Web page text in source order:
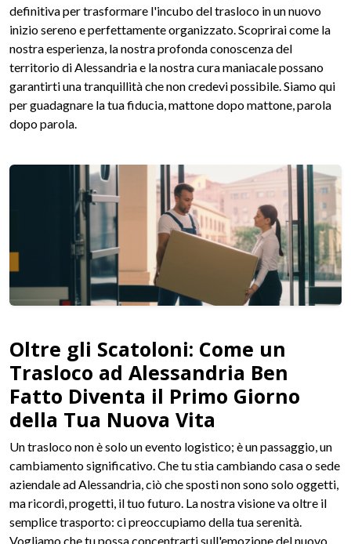
definitiva per trasformare l'incubo del trasloco in un nuovo
inizio sereno e perfettamente organizzato. Scoprirai come la
nostra esperienza, la nostra profonda conoscenza del
territorio di Alessandria e la nostra cura maniacale possano
garantirti una tranquillità che non credevi possibile. Siamo qui
per guadagnare la tua fiducia, mattone dopo mattone, parola
dopo parola.
Oltre gli Scatoloni: Come un
Trasloco ad Alessandria Ben
Fatto Diventa il Primo Giorno
della Tua Nuova Vita
Un trasloco non è solo un evento logistico; è un passaggio, un
cambiamento significativo. Che tu stia cambiando casa o sede
aziendale ad Alessandria, ciò che sposti non sono solo oggetti,
ma ricordi, progetti, il tuo futuro. La nostra visione va oltre il
semplice trasporto: ci preoccupiamo della tua serenità.
Vogliamo che tu possa concentrarti sull'emozione del nuovo